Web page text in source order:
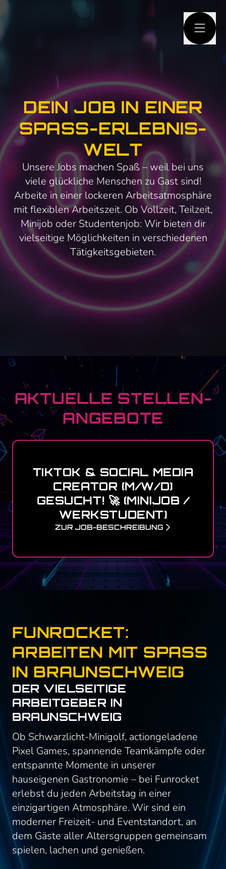
DEIN JOB IN EINER
SPASS-ERLEBNIS-W
ELT
Unsere Jobs machen Spaß – weil bei uns
viele glückliche Menschen zu Gast sind!
Arbeite in einer lockeren Arbeitsatmosphäre
mit flexiblen Arbeitszeit. Ob Vollzeit, Teilzeit,
Minijob oder Studentenjob: Wir bieten dir
vielseitige Möglichkeiten in verschiedenen
Tätigkeitsgebieten.
AKTUELLE STELLEN­
ANGEBOTE
TIKTOK & SOCIAL MEDIA
CREATOR (M/W/D)
GESUCHT! 🚀 (MINIJOB /
WERKSTUDENT)
ZUR JOB-BESCHREIBUNG
FUNROCKET:
ARBEITEN MIT SPASS I
N BRAUNSCHWEIG
DER VIELSEITIGE
ARBEITGEBER IN
BRAUNSCHWEIG
Ob Schwarzlicht-Minigolf, actiongeladene
Pixel Games, spannende Teamkämpfe oder
entspannte Momente in unserer
hauseigenen Gastronomie – bei Funrocket
erlebst du jeden Arbeitstag in einer
einzigartigen Atmosphäre. Wir sind ein
moderner Freizeit- und Eventstandort, an
dem Gäste aller Altersgruppen gemeinsam
spielen, lachen und genießen.